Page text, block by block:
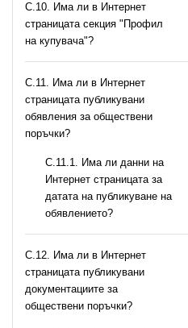
C.10. Има ли в Интернет
страницата секция "Профил
на купувача"?
С.11. Има ли в Интернет
страницата публикувани
обявления за обществени
поръчки?
С.11.1. Има ли данни на
Интернет страницата за
датата на публикуване на
обявлението?
С.12. Има ли в Интернет
страницата публикувани
документациите за
обществени поръчки?